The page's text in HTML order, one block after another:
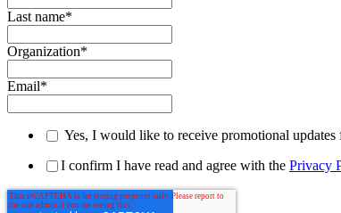
Last name*
Organization*
Email*
Yes, I would like to receive promotional
I confirm I have read and agree with the Privacy